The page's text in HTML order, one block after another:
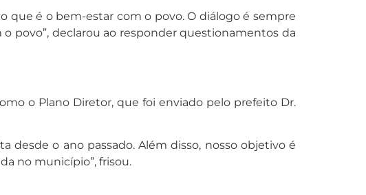
que é o bem-estar com o povo. O diálogo é sempre
povo”, declarou ao responder questionamentos da
o Plano Diretor, que foi enviado pelo prefeito Dr.
desde o ano passado. Além disso, nosso objetivo é
no município”, frisou.